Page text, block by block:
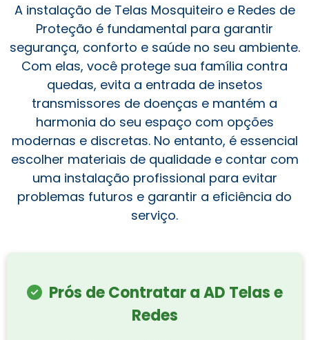
A instalação de Telas Mosquiteiro e Redes de
Proteção é fundamental para garantir
segurança, conforto e saúde no seu ambiente.
Com elas, você protege sua família contra
quedas, evita a entrada de insetos
transmissores de doenças e mantém a
harmonia do seu espaço com opções
modernas e discretas. No entanto, é essencial
escolher materiais de qualidade e contar com
uma instalação profissional para evitar
problemas futuros e garantir a eficiência do
serviço.
Prós de Contratar a AD Telas e
Redes